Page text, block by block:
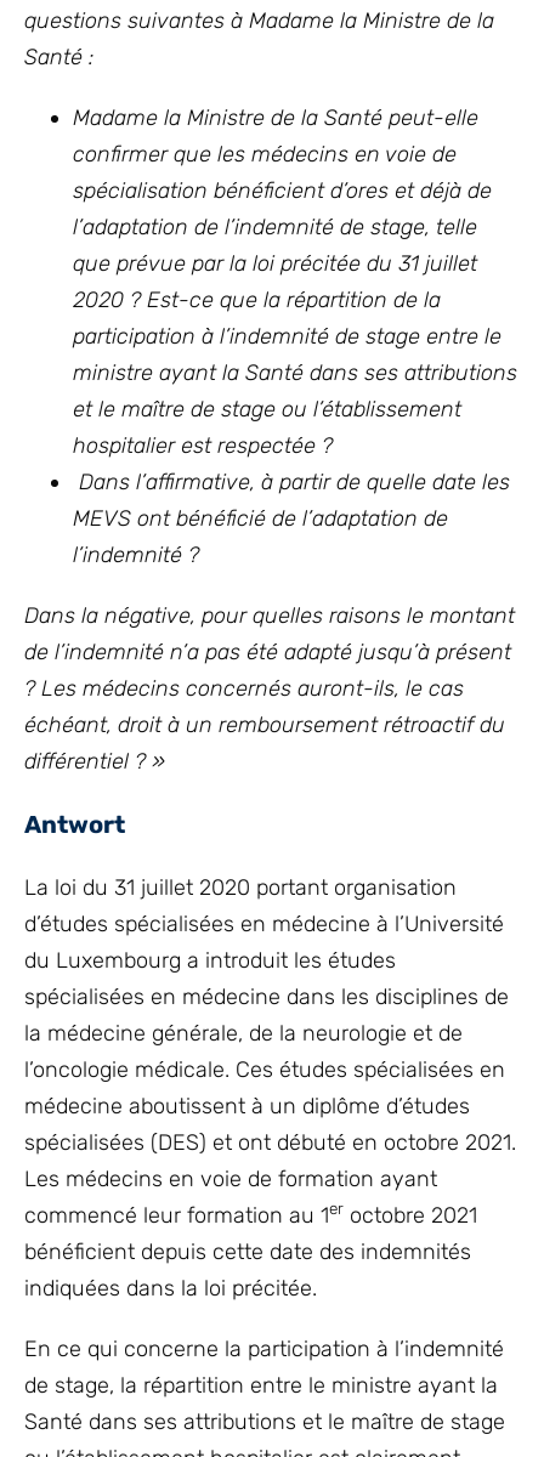
questions suivantes à Madame la Ministre de la
Santé :
Madame la Ministre de la Santé peut-elle
confirmer que les médecins en voie de
spécialisation bénéficient d’ores et déjà de
l’adaptation de l’indemnité de stage, telle
que prévue par la loi précitée du 31 juillet
2020 ? Est-ce que la répartition de la
participation à l’indemnité de stage entre le
ministre ayant la Santé dans ses attributions
et le maître de stage ou l’établissement
hospitalier est respectée ?
Dans l’affirmative, à partir de quelle date les
MEVS ont bénéficié de l’adaptation de
l’indemnité ?
Dans la négative, pour quelles raisons le montant
de l’indemnité n’a pas été adapté jusqu’à présent
? Les médecins concernés auront-ils, le cas
échéant, droit à un remboursement rétroactif du
différentiel ? »
Antwort
La loi du 31 juillet 2020 portant organisation
d’études spécialisées en médecine à l’Université
du Luxembourg a introduit les études
spécialisées en médecine dans les disciplines de
la médecine générale, de la neurologie et de
l’oncologie médicale. Ces études spécialisées en
médecine aboutissent à un diplôme d’études
spécialisées (DES) et ont débuté en octobre 2021.
Les médecins en voie de formation ayant
commencé leur formation au 1er octobre 2021
bénéficient depuis cette date des indemnités
indiquées dans la loi précitée.
En ce qui concerne la participation à l’indemnité
de stage, la répartition entre le ministre ayant la
Santé dans ses attributions et le maître de stage